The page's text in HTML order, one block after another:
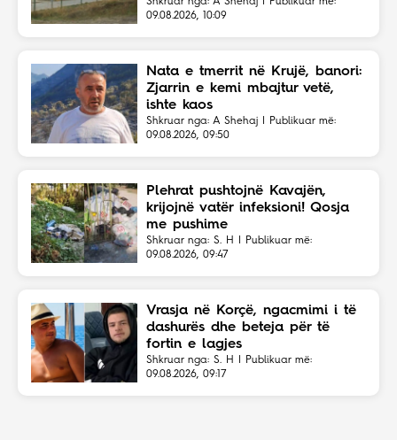
09.08.2026, 10:09
Nata e tmerrit në Krujë, banori:
Zjarrin e kemi mbajtur vetë,
ishte kaos
Shkruar nga: A Shehaj | Publikuar më:
09.08.2026, 09:50
Plehrat pushtojnë Kavajën,
krijojnë vatër infeksioni! Qosja
me pushime
Shkruar nga: S. H | Publikuar më:
09.08.2026, 09:47
Vrasja në Korçë, ngacmimi i të
dashurës dhe beteja për të
fortin e lagjes
Shkruar nga: S. H | Publikuar më:
09.08.2026, 09:17